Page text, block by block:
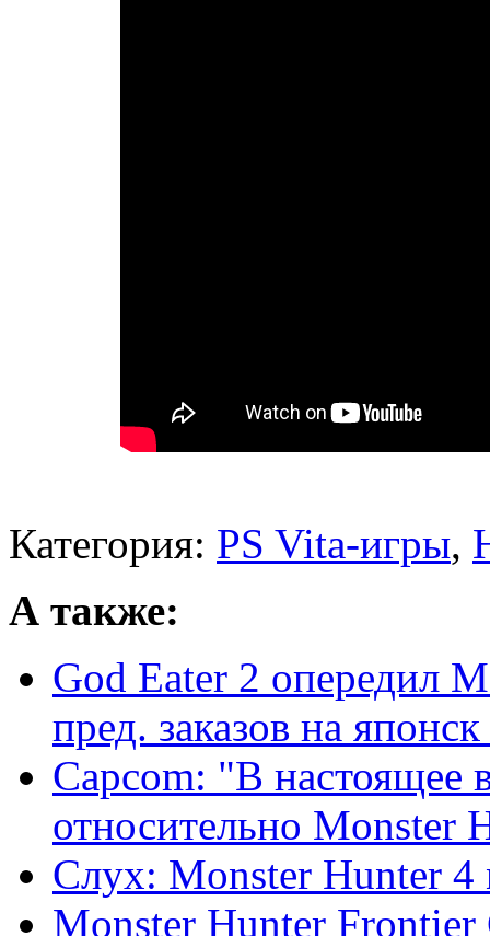
Категория: PS Vita-игры,
А также:
God Eater 2 опередил
пред. заказов на
Capcom: "В настоящее
относительно Monster
Слух: Monster Hunter
Monster Hunter Frontier